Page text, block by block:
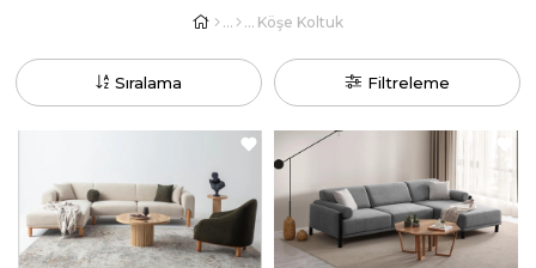
Köşe Koltuk
Filtreleme
Sıralama